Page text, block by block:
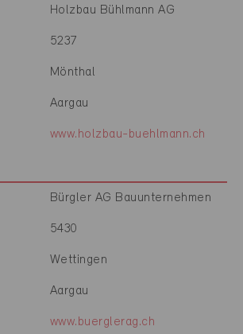
Holzbau Bühlmann AG
5237
Mönthal
Aargau
www.holzbau-buehlmann.ch
Bürgler AG Bauunternehmen
5430
Wettingen
Aargau
www.buerglerag.ch